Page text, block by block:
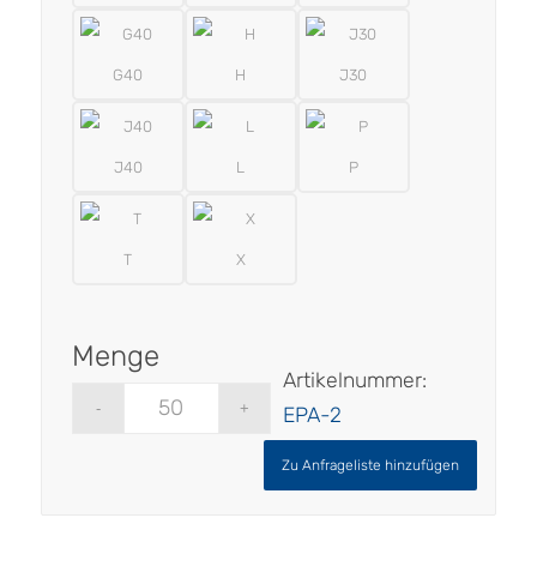
G40 H J30
J40 L P
T X
Zu Anfrageliste hinzufügen
Artikelnummer:
EPA-2